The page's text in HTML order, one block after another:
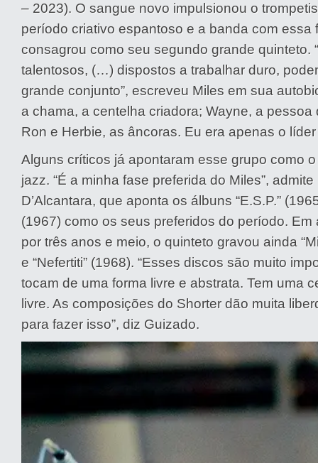
– 2023). O sangue novo impulsionou o
período criativo espantoso e a banda com essa
consagrou como seu segundo grande quinteto.
talentosos, (…) dispostos a trabalhar duro,
grande conjunto”, escreveu Miles em sua
a chama, a centelha criadora; Wayne, a
Ron e Herbie, as âncoras. Eu era apenas o
Alguns críticos já apontaram esse grupo como
jazz. “É a minha fase preferida do Miles”,
D’Alcantara, que aponta os álbuns “E.S.P.”
(1967) como os seus preferidos do período.
por três anos e meio, o quinteto gravou ainda
e “Nefertiti” (1968). “Esses discos são muito
tocam de uma forma livre e abstrata. Tem uma
livre. As composições do Shorter dão muita
para fazer isso”, diz Guizado.